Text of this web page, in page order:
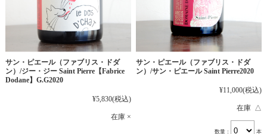
サン・ピエール（ファブリス・ドダ
ン）/ジー・ジー Saint Pierre【Fabrice
Dodane】G.G2020
¥5,830(税込)
在庫 ×
サン・ピエール（ファブリス・ドダ
ン）/サン・ピエール Saint Pierre2020
¥11,000(税込)
在庫 △
数量： 本